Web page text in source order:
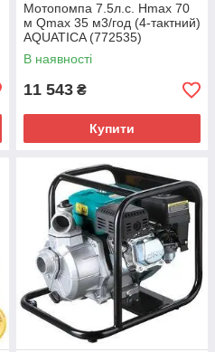
Мотопомпа 7.5л.с. Hmax 70
м Qmax 35 м3/год (4-тактний)
AQUATICA (772535)
В наявності
11 543 ₴
Купити